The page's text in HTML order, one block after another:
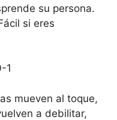
su persona.
si eres
1
mueven al toque,
a debilitar,